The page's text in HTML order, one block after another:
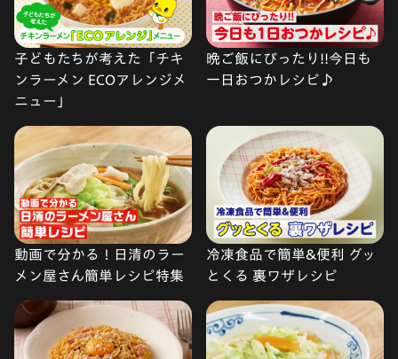
子どもたちが考えた「チキ
ンラーメン ECOアレンジメ
ニュー」
晩ご飯にぴったり!!今日も
一日おつかレシピ♪
動画で分かる！日清のラー
メン屋さん簡単レシピ特集
冷凍食品で簡単&便利 グッ
とくる 裏ワザレシピ